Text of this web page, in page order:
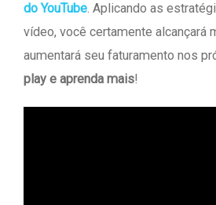
do YouTube. Aplicando as
vídeo, você certamente alcançará
aumentará seu faturamento nos
play e aprenda mais!